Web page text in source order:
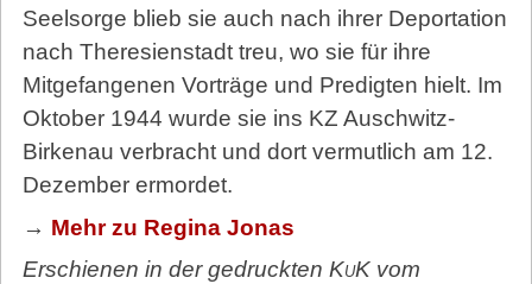
Seelsorge blieb sie auch nach ihrer Deportation
nach Theresienstadt treu, wo sie für ihre
Mitgefangenen Vorträge und Predigten hielt. Im
Oktober 1944 wurde sie ins KZ Auschwitz-
Birkenau verbracht und dort vermutlich am 12.
Dezember ermordet.
→ Mehr zu Regina Jonas
Erschienen in der gedruckten KuKvom